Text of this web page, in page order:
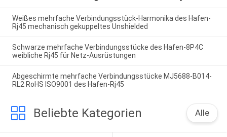
Weißes mehrfache Verbindungsstück-Harmonika des Hafen-
Rj45 mechanisch gekuppeltes Unshielded
Schwarze mehrfache Verbindungsstücke des Hafen-8P4C
weibliche Rj45 für Netz-Ausrüstungen
Abgeschirmte mehrfache Verbindungsstücke MJ5688-B014-
RL2 RoHS ISO9001 des Hafen-Rj45
Beliebte Kategorien Alle